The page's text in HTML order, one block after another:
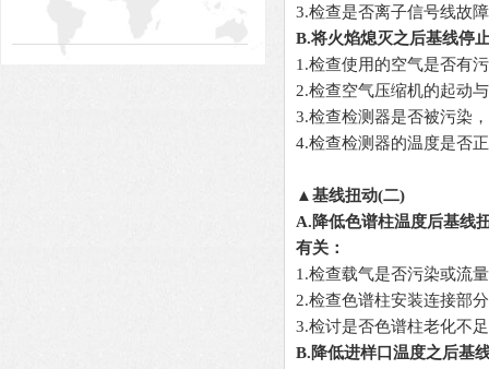
3.检查是否离子信号线故
B.将火焰熄灭之后基线停
1.检查使用的空气是否有
2.检查空气压缩机的起动
3.检查检测器是否被污染
4.检查检测器的温度是否
▲基线扭动(二)
A.降低色谱柱温度后基线
有关 ：
1.检查载气是否污染或流
2.检查色谱柱安装连接部
3.检讨是否色谱柱老化不
B.降低进样口温度之后基